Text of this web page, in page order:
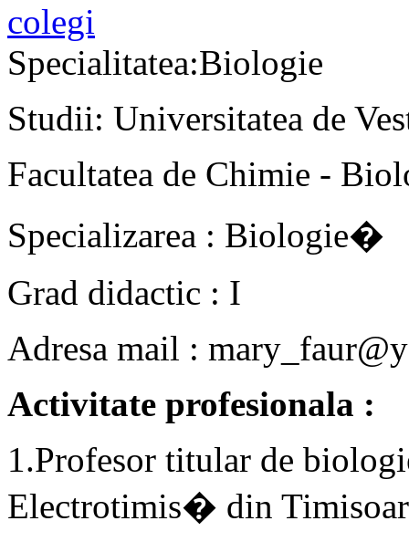
colegi
Specialitatea:Biologie
Studii: Universitatea de
Facultatea de Chimie -
Specializarea : Biologie�
Grad didactic : I
Adresa mail :
Activitate profesionala :
1.Profesor titular de
Electrotimis� din